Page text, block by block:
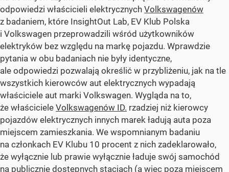
odpowiedzi właścicieli elektrycznych Volkswagenów
z badaniem, które InsightOut Lab, EV Klub Polska
i Volkswagen przeprowadzili wśród użytkowników
elektryków bez względu na markę pojazdu. Wprawdzie
pytania w obu badaniach nie były identyczne,
ale odpowiedzi pozwalają określić w przybliżeniu, jak na tle
wszystkich kierowców aut elektrycznych wypadają
właściciele aut marki Volkswagen. Wygląda na to,
że właściciele Volkswagenów ID. rzadziej niż kierowcy
pojazdów elektrycznych innych marek ładują auta poza
miejscem zamieszkania. We wspomnianym badaniu
na członkach EV Klubu 10 procent z nich zadeklarowało,
że wyłącznie lub prawie wyłącznie ładuje swój samochód
na publicznie dostępnych stacjach (a więc poza miejscem